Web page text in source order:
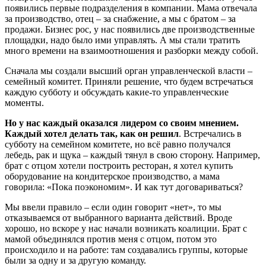
появились первые подразделения в компании. Мама отвечала
за производство, отец – за снабжение, а мы с братом – за
продажи. Бизнес рос, у нас появились две производственные
площадки, надо было ими управлять. А мы стали тратить
много времени на взаимоотношения и разборки между собой.
Сначала мы создали высший орган управленческой власти –
семейный комитет. Приняли решение, что будем встречаться
каждую субботу и обсуждать какие-то управленческие
моменты.
Но у нас каждый оказался лидером со своим мнением.
Каждый хотел делать так, как он решил. Встречались в
субботу на семейном комитете, но всё равно получался
лебедь, рак и щука – каждый тянул в свою сторону. Например,
брат с отцом хотели построить ресторан, я хотел купить
оборудование на кондитерское производство, а мама
говорила: «Пока поэкономим». И как тут договариваться?
Мы ввели правило – если один говорит «нет», то мы
отказываемся от выбранного варианта действий. Вроде
хорошо, но вскоре у нас начали возникать коалиции. Брат с
мамой объединялся против меня с отцом, потом это
происходило и на работе: там создавались группы, которые
были за одну и за другую команду.